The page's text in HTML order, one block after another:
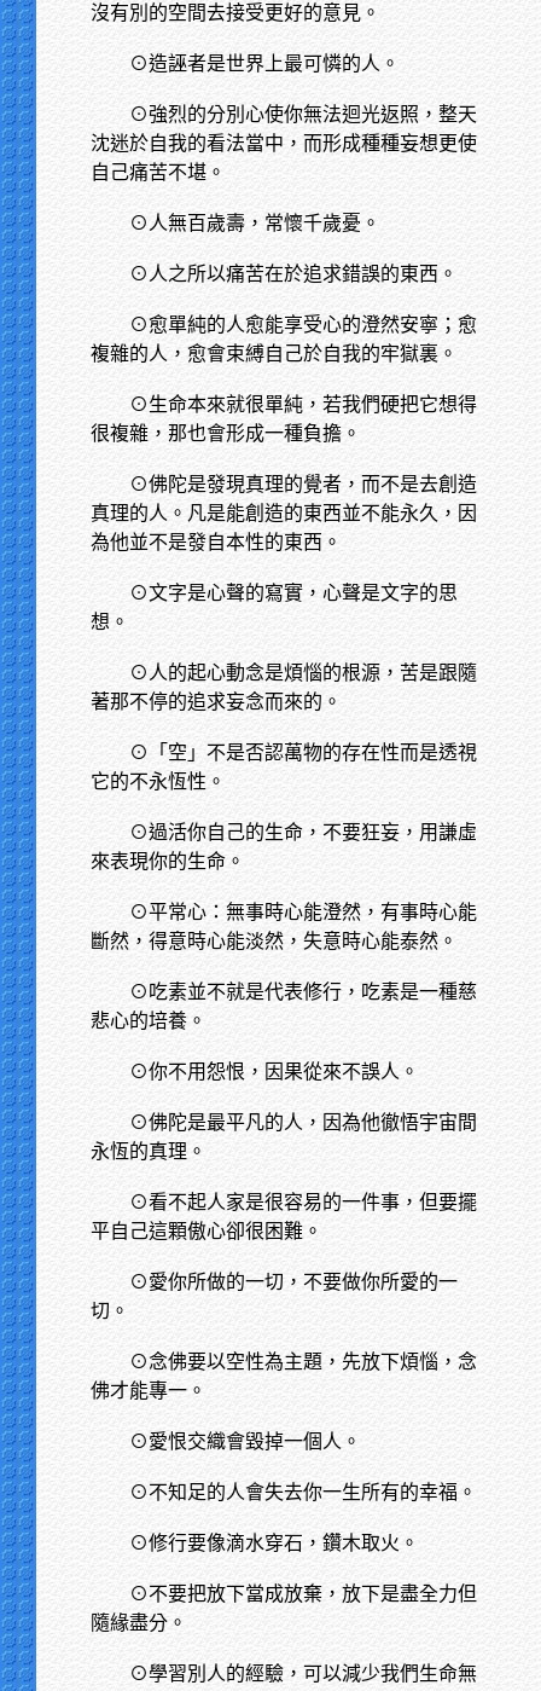
沒有別的空間去接受更好的意見。
⊙造誣者是世界上最可憐的人。
⊙強烈的分別心使你無法迴光返照，整天
沈迷於自我的看法當中，而形成種種妄想更使
自己痛苦不堪。
⊙人無百歲壽，常懷千歲憂。
⊙人之所以痛苦在於追求錯誤的東西。
⊙愈單純的人愈能享受心的澄然安寧；愈
複雜的人，愈會束縛自己於自我的牢獄裏。
⊙生命本來就很單純，若我們硬把它想得
很複雜，那也會形成一種負擔。
⊙佛陀是發現真理的覺者，而不是去創造
真理的人。凡是能創造的東西並不能永久，因
為他並不是發自本性的東西。
⊙文字是心聲的寫實，心聲是文字的思
想。
⊙人的起心動念是煩惱的根源，苦是跟隨
著那不停的追求妄念而來的。
⊙「空」不是否認萬物的存在性而是透視
它的不永恆性。
⊙過活你自己的生命，不要狂妄，用謙虛
來表現你的生命。
⊙平常心：無事時心能澄然，有事時心能
斷然，得意時心能淡然，失意時心能泰然。
⊙吃素並不就是代表修行，吃素是一種慈
悲心的培養。
⊙你不用怨恨，因果從來不誤人。
⊙佛陀是最平凡的人，因為他徹悟宇宙間
永恆的真理。
⊙看不起人家是很容易的一件事，但要擺
平自己這顆傲心卻很困難。
⊙愛你所做的一切，不要做你所愛的一
切。
⊙念佛要以空性為主題，先放下煩惱，念
佛才能專一。
⊙愛恨交織會毀掉一個人。
⊙不知足的人會失去你一生所有的幸福。
⊙修行要像滴水穿石，鑽木取火。
⊙不要把放下當成放棄，放下是盡全力但
隨緣盡分。
⊙學習別人的經驗，可以減少我們生命無